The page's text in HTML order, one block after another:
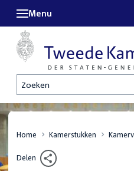
Zoeken
Menu
Home Kamerstukken
Delen